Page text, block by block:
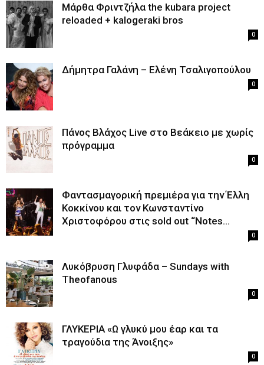
Μάρθα Φριντζήλα the kubara project
reloaded + kalogeraki bros
0
Δήμητρα Γαλάνη – Ελένη Τσαλιγοπούλου
0
Πάνος Βλάχος Live στο Βεάκειο με χωρίς
πρόγραμμα
0
Φαντασμαγορική πρεμιέρα για την Έλλη
Κοκκίνου και τον Κωνσταντίνο
Χριστοφόρου στις sold out “Notes...
0
Λυκόβρυση Γλυφάδα – Sundays with
Theofanous
0
ΓΛΥΚΕΡΙΑ «Ω γλυκύ μου έαρ και τα
τραγούδια της Άνοιξης»
0